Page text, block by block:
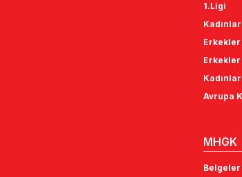
1.Ligi
Erkekler
Avrupa
MHGK
Belgeler